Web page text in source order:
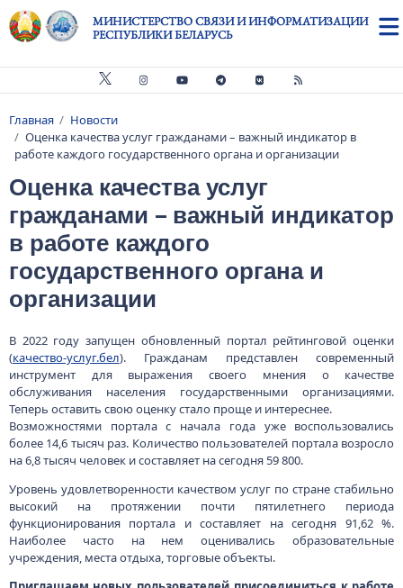
Перейти к основному содержанию
МИНИСТЕРСТВО СВЯЗИ И ИНФОРМАТИЗАЦИИ
РЕСПУБЛИКИ БЕЛАРУСЬ
Строка навигации
Главная
Новости
Оценка качества услуг гражданами – важный индикатор в
работе каждого государственного органа и организации
Оценка качества услуг
гражданами – важный индикатор
в работе каждого
государственного органа и
организации
В 2022 году запущен обновленный портал рейтинговой оценки
(качество-услуг.бел). Гражданам представлен современный
инструмент для выражения своего мнения о качестве
обслуживания населения государственными организациями.
Теперь оставить свою оценку стало проще и интереснее.
Возможностями портала с начала года уже воспользовались
более 14,6 тысяч раз. Количество пользователей портала возросло
на 6,8 тысяч человек и составляет на сегодня 59 800.
Уровень удовлетворенности качеством услуг по стране стабильно
высокий на протяжении почти пятилетнего периода
функционирования портала и составляет на сегодня 91,62 %.
Наиболее часто на нем оценивались образовательные
учреждения, места отдыха, торговые объекты.